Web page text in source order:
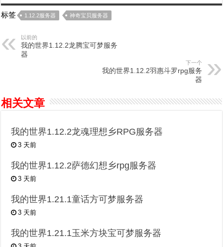
标签 1.12.2服务器 神奇宝贝服务器
以前的
我的世界1.12.2龙腾宝可梦服务
器
下一个
我的世界1.12.2羽惠斗罗rpg服务
器
相关文章
我的世界1.12.2龙魂理想乡RPG服务器
3 天前
我的世界1.12.2萨德幻想乡rpg服务器
3 天前
我的世界1.21.1童话方可梦服务器
3 天前
我的世界1.21.1玉米方块宝可梦服务器